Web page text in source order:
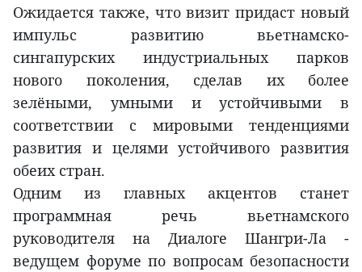
Ожидается также, что визит придаст новый
импульс развитию вьетнамско-
сингапурских индустриальных парков
нового поколения, сделав их более
зелёными, умными и устойчивыми в
соответствии с мировыми тенденциями
развития и целями устойчивого развития
обеих стран.
Одним из главных акцентов станет
программная речь вьетнамского
руководителя на Диалоге Шангри-Ла -
ведущем форуме по вопросам безопасности